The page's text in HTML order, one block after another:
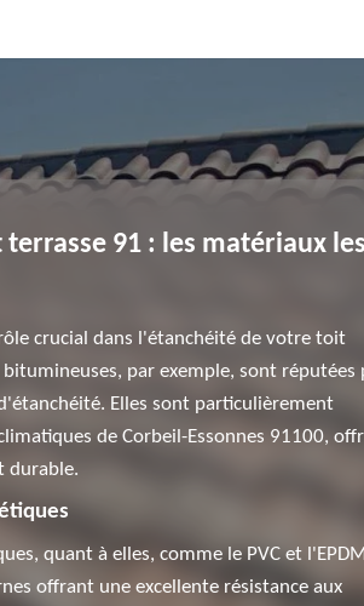
91 : les matériaux les
crucial dans l'étanchéité de votre toit
par exemple, sont réputées
Elles sont particulièrement
de Corbeil-Essonnes 91100,
durable.
quant à elles, comme le PVC et
offrant une excellente résistance aux